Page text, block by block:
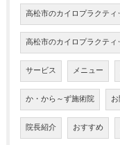
高松市のカイロプラクテ
高松市のカイロプラクテ
サービス メニュー
か・から～ず施術院
院長紹介 おすすめ